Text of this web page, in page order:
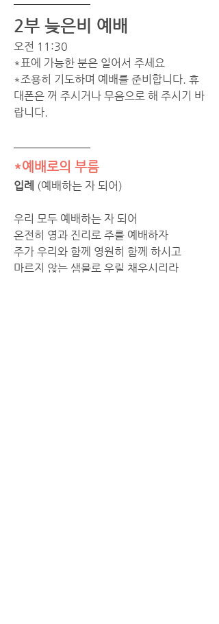
2부 늦은비 예배
오전 11:30
*표에 가능한 분은 일어서 주세요
*조용히 기도하며 예배를 준비합니다. 휴
대폰은 꺼 주시거나 무음으로 해 주시기 바
랍니다.
*예배로의 부름
입례 (예배하는 자 되어)
우리 모두 예배하는 자 되어
온전히 영과 진리로 주를 예배하자
주가 우리와 함께 영원히 함께 하시고
마르지 않는 샘물로 우릴 채우시리라